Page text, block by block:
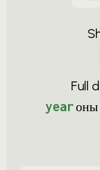
Full
yearоны